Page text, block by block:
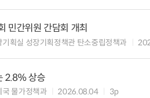
민간위원 간담회 개최
획실 성장기획정책관 탄소중립정책과
2.8% 상승
국 물가정책과 2026.08.04 3p